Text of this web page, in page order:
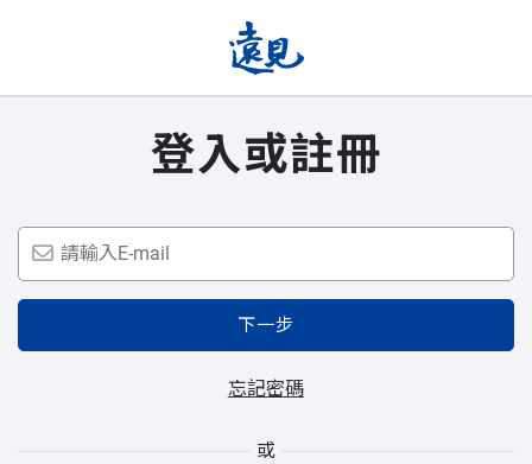
登入或註冊
下一步
忘記密碼
或